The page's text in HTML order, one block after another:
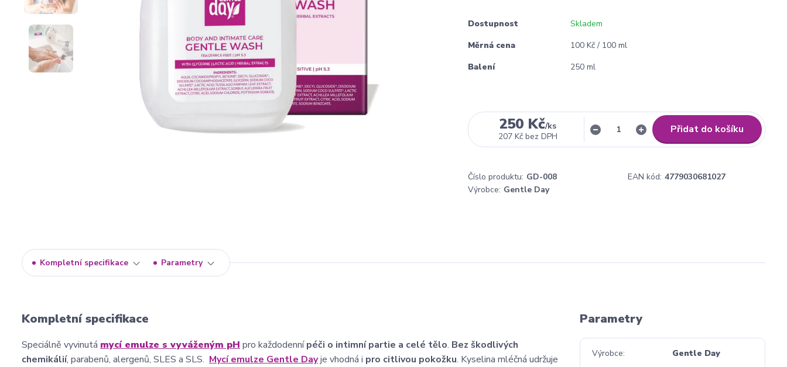
Dostupnost
Skladem
Měrná cena
100 Kč / 100 ml
Balení
250 ml
250 Kč/ks
207 Kč bez DPH
Přidat do košíku
Číslo produktu: GD-008 EAN kód: 4779030681027
Výrobce: Gentle Day
Kompletní specifikace Parametry
Kompletní specifikace
Speciálně vyvinutá mycí emulze s vyváženým pH pro každodennípéči o intimní partie a celé tělo. Bez škodlivých
chemikálií, parabenů, alergenů, SLES a SLS. Mycí emulze Gentle Dayje vhodná i pro citlivou pokožku. Kyselina mléčná udržuje
Parametry
Výrobce Gentle Day